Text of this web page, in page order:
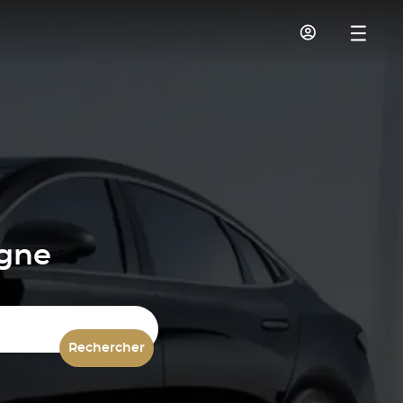
Rechercher